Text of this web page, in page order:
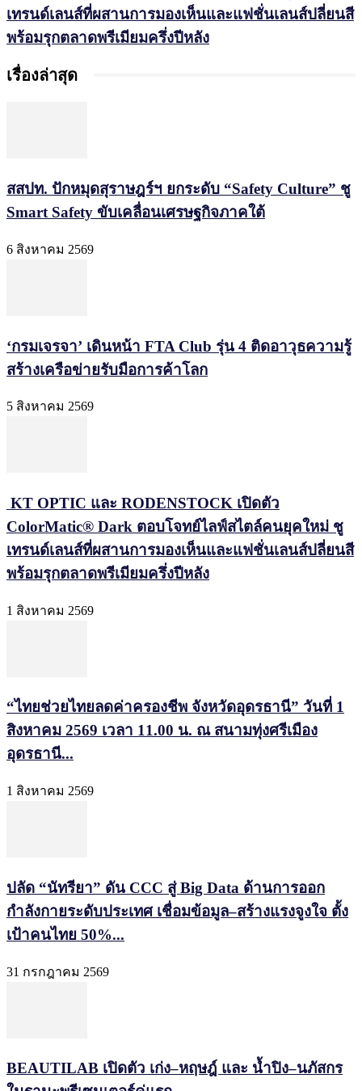
เทรนด์เลนส์ที่ผสานการมองเห็นและแฟชั่นเลนส์ปลี่ยนสี
พร้อมรุกตลาดพรีเมียมครึ่งปีหลัง
เรื่องล่าสุด
สสปท. ปักหมุดสุราษฎร์ฯ ยกระดับ “Safety Culture” ชู
Smart Safety ขับเคลื่อนเศรษฐกิจภาคใต้
6 สิงหาคม 2569
‘กรมเจรจา’ เดินหน้า FTA Club รุ่น 4 ติดอาวุธความรู้
สร้างเครือข่ายรับมือการค้าโลก
5 สิงหาคม 2569
KT OPTIC และ RODENSTOCK เปิดตัว
ColorMatic® Dark ตอบโจทย์ไลฟ์สไตล์คนยุคใหม่ ชู
เทรนด์เลนส์ที่ผสานการมองเห็นและแฟชั่นเลนส์ปลี่ยนสี
พร้อมรุกตลาดพรีเมียมครึ่งปีหลัง
1 สิงหาคม 2569
“ไทยช่วยไทยลดค่าครองชีพ จังหวัดอุดรธานี” วันที่ 1
สิงหาคม 2569 เวลา 11.00 น. ณ สนามทุ่งศรีเมือง
อุดรธานี...
1 สิงหาคม 2569
ปลัด “นัทรียา” ดัน CCC สู่ Big Data ด้านการออก
กำลังกายระดับประเทศ เชื่อมข้อมูล–สร้างแรงจูงใจ ตั้ง
เป้าคนไทย 50%...
31 กรกฎาคม 2569
BEAUTILAB เปิดตัว เก่ง–หฤษฎ์ และ น้ำปิง–นภัสกร